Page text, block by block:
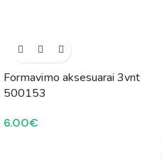
Formavimo aksesuarai 3vnt
500153
6.00€